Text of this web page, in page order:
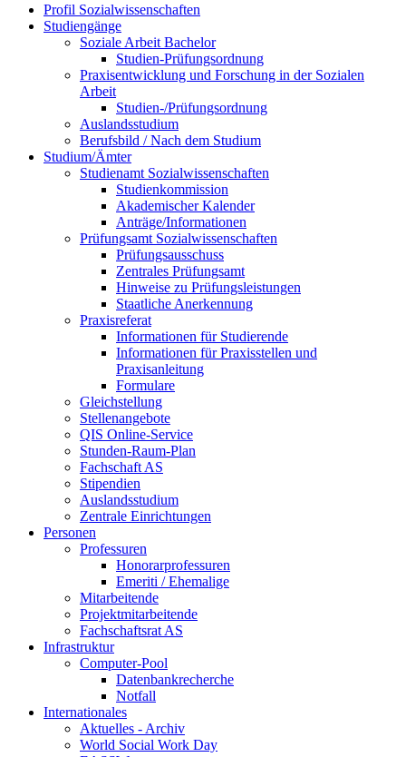
Profil Sozialwissenschaften
Studiengänge
Soziale Arbeit Bachelor
Studien-Prüfungsordnung
Praxisentwicklung und Forschung in der Sozialen
Arbeit
Studien-/Prüfungsordnung
Auslandsstudium
Berufsbild / Nach dem Studium
Studium/Ämter
Studienamt Sozialwissenschaften
Studienkommission
Akademischer Kalender
Anträge/Informationen
Prüfungsamt Sozialwissenschaften
Prüfungsausschuss
Zentrales Prüfungsamt
Hinweise zu Prüfungsleistungen
Staatliche Anerkennung
Praxisreferat
Informationen für Studierende
Informationen für Praxisstellen und
Praxisanleitung
Formulare
Gleichstellung
Stellenangebote
QIS Online-Service
Stunden-Raum-Plan
Fachschaft AS
Stipendien
Auslandsstudium
Zentrale Einrichtungen
Personen
Professuren
Honorarprofessuren
Emeriti / Ehemalige
Mitarbeitende
Projektmitarbeitende
Fachschaftsrat AS
Infrastruktur
Computer-Pool
Datenbankrecherche
Notfall
Internationales
Aktuelles - Archiv
World Social Work Day